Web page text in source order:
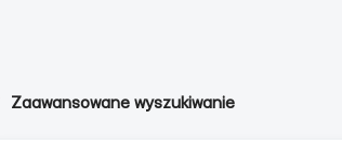
Zaawansowane wyszukiwanie